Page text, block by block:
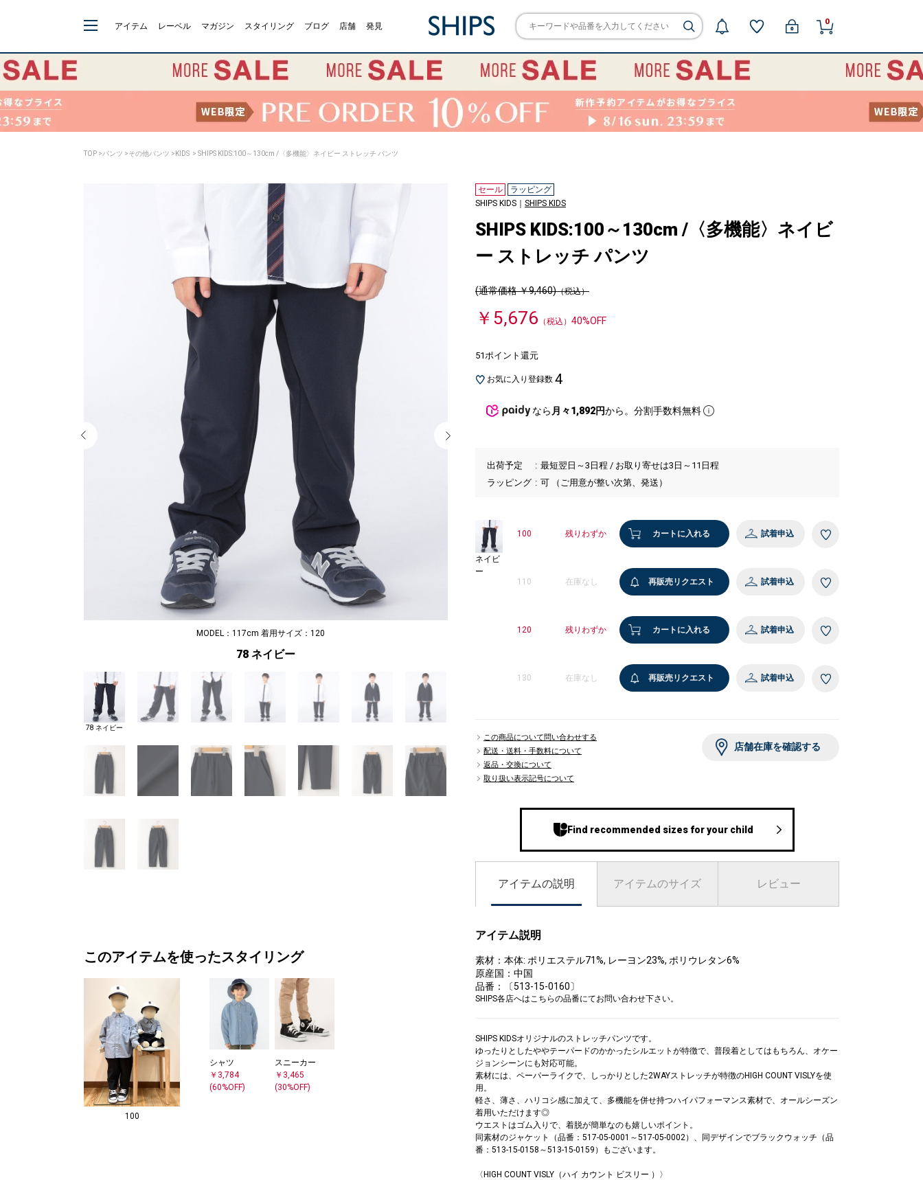
アイテム レーベル マガジン スタイリング ブログ 店舗 発見 0
TOP >パンツ >その他パンツ > KIDS > SHIPS KIDS:100～130cm /〈多機能〉ネイビー ストレッチ パンツ
MODEL：117cm 着用サイズ：120
78 ネイビー
78 ネイビー
78 ネイビー
このアイテムを使ったスタイリング
100
シャツ
￥3,784
(60%OFF)
スニーカー
￥3,465
(30%OFF)
セール
ラッピング
SHIPS KIDS｜ SHIPS KIDS
SHIPS KIDS:100～130cm /〈多機能〉ネイビ
ー ストレッチ パンツ
(通常価格 ￥9,460)（税込）
￥5,676 （税込） 40%OFF
51ポイント還元
お気に入り登録数 4
なら 月々1,892円から。分割手数料無料
出荷予定
最短翌日～3日程 / お取り寄せは3日～11日程
ラッピング
可 （ご用意が整い次第、発送）
ネイビ
ー
100 残りわずか カートに入れる 試着申込
110 在庫なし 再販売リクエスト 試着申込
120 残りわずか カートに入れる 試着申込
130 在庫なし 再販売リクエスト 試着申込
この商品について問い合わせする
配送・送料・手数料について
返品・交換について
取り扱い表示記号について
店舗在庫を確認する
Find recommended sizes for your child
アイテムの説明 アイテムのサイズ レビュー
アイテム説明
素材：本体: ポリエステル71%, レーヨン23%, ポリウレタン6%
原産国：中国
品番：〔513-15-0160〕
SHIPS各店へはこちらの品番にてお問い合わせ下さい。
SHIPS KIDSオリジナルのストレッチパンツです。
ゆったりとしたややテーパードのかかったシルエットが特徴で、普段着としてはもちろん、オケー
ジョンシーンにも対応可能。
素材には、ペーパーライクで、しっかりとした2WAYストレッチが特徴のHIGH COUNT VISLYを使
用。
軽さ、薄さ、ハリコシ感に加えて、多機能を併せ持つハイパフォーマンス素材で、オールシーズン
着用いただけます◎
ウエストはゴム入りで、着脱が簡単なのも嬉しいポイント。
同素材のジャケット（品番：517-05-0001～517-05-0002）、同デザインでブラックウォッチ（品
番：513-15-0158～513-15-0159）もございます。
〈HIGH COUNT VISLY（ハイ カウント ビスリー ）〉